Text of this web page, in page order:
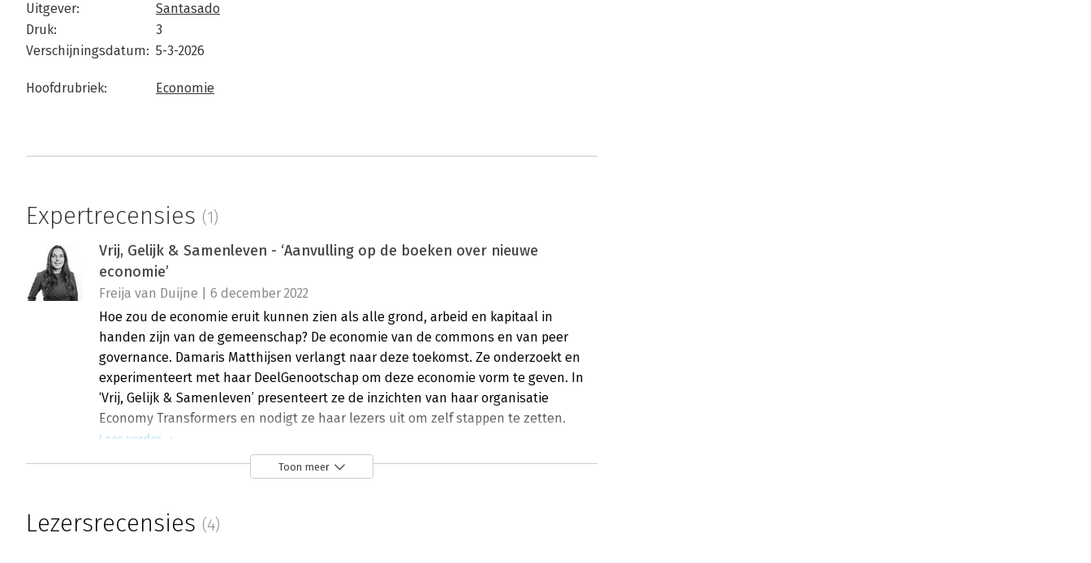
Uitgever:
Santasado
Druk:
3
Verschijningsdatum: 5-3-2026
Hoofdrubriek: Economie
Expertrecensies (1)
Vrij, Gelijk & Samenleven - ‘Aanvulling op de boeken over nieuwe
economie’
Freija van Duijne | 6 december 2022
Hoe zou de economie eruit kunnen zien als alle grond, arbeid en kapitaal in
handen zijn van de gemeenschap? De economie van de commons en van peer
governance. Damaris Matthijsen verlangt naar deze toekomst. Ze onderzoekt en
experimenteert met haar DeelGenootschap om deze economie vorm te geven. In
‘Vrij, Gelijk & Samenleven’ presenteert ze de inzichten van haar organisatie
Economy Transformers en nodigt ze haar lezers uit om zelf stappen te zetten.
Lees verder
Toon meer
Lezersrecensies (4)